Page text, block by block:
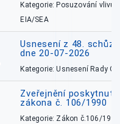
Kategorie: Posuzování vlivů
EIA/SEA
Usnesení z 48.
dne 20-07-2026
Kategorie: Usnesení Rady
Zveřejnění poskytnutí
zákona č. 106/1990
Kategorie: Zákon č.106/1999